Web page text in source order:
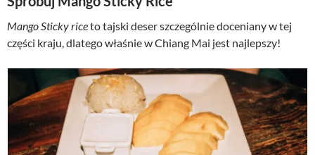
Mango Sticky riceto tajski deser szczególnie doceniany w tej
części kraju, dlatego właśnie w Chiang Mai jest najlepszy!